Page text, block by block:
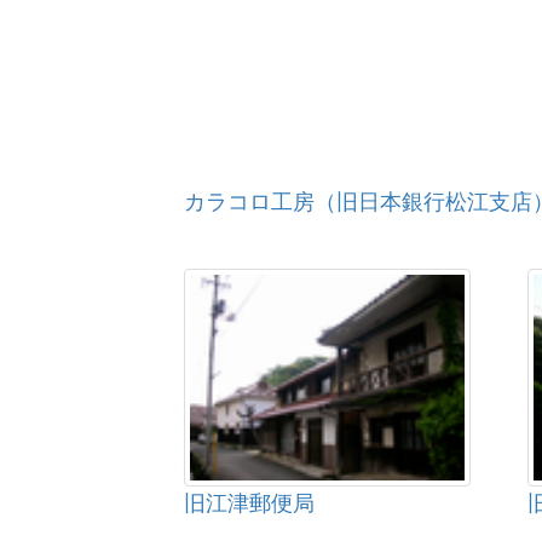
カラコロ工房（旧日本銀行松江支店
旧江津郵便局